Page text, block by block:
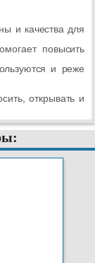
и качества для
повысить
и реже
открывать и